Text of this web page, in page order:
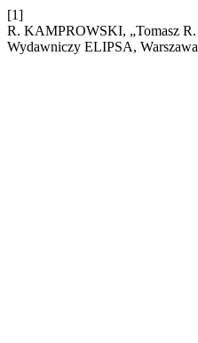
[1]
R. KAMPROWSKI, „Tomasz
Wydawniczy ELIPSA,